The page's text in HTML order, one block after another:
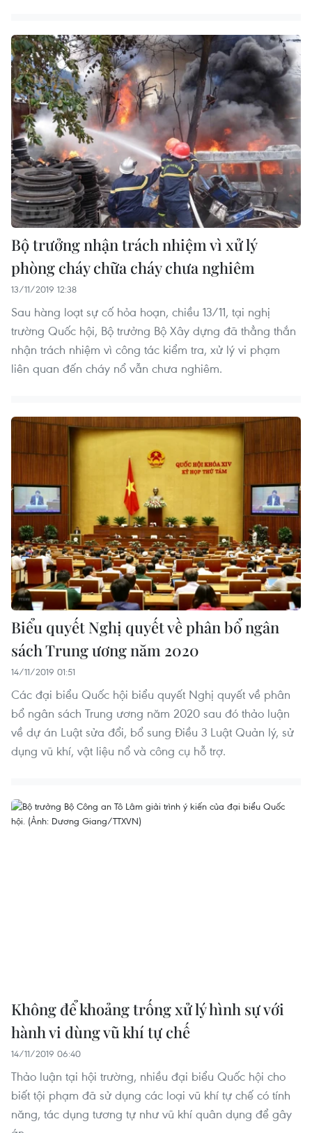
Bộ trưởng nhận trách nhiệm vì xử lý
phòng cháy chữa cháy chưa nghiêm
13/11/2019 12:38
Sau hàng loạt sự cố hỏa hoạn, chiều 13/11, tại nghị
trường Quốc hội, Bộ trưởng Bộ Xây dựng đã thẳng thắn
nhận trách nhiệm vì công tác kiểm tra, xử lý vi phạm
liên quan đến cháy nổ vẫn chưa nghiêm.
Biểu quyết Nghị quyết về phân bổ ngân
sách Trung ương năm 2020
14/11/2019 01:51
Các đại biểu Quốc hội biểu quyết Nghị quyết về phân
bổ ngân sách Trung ương năm 2020 sau đó thảo luận
về dự án Luật sửa đổi, bổ sung Điều 3 Luật Quản lý, sử
dụng vũ khí, vật liệu nổ và công cụ hỗ trợ.
Không để khoảng trống xử lý hình sự với
hành vi dùng vũ khí tự chế
14/11/2019 06:40
Thảo luận tại hội trường, nhiều đại biểu Quốc hội cho
biết tội phạm đã sử dụng các loại vũ khí tự chế có tính
năng, tác dụng tương tự như vũ khí quân dụng để gây